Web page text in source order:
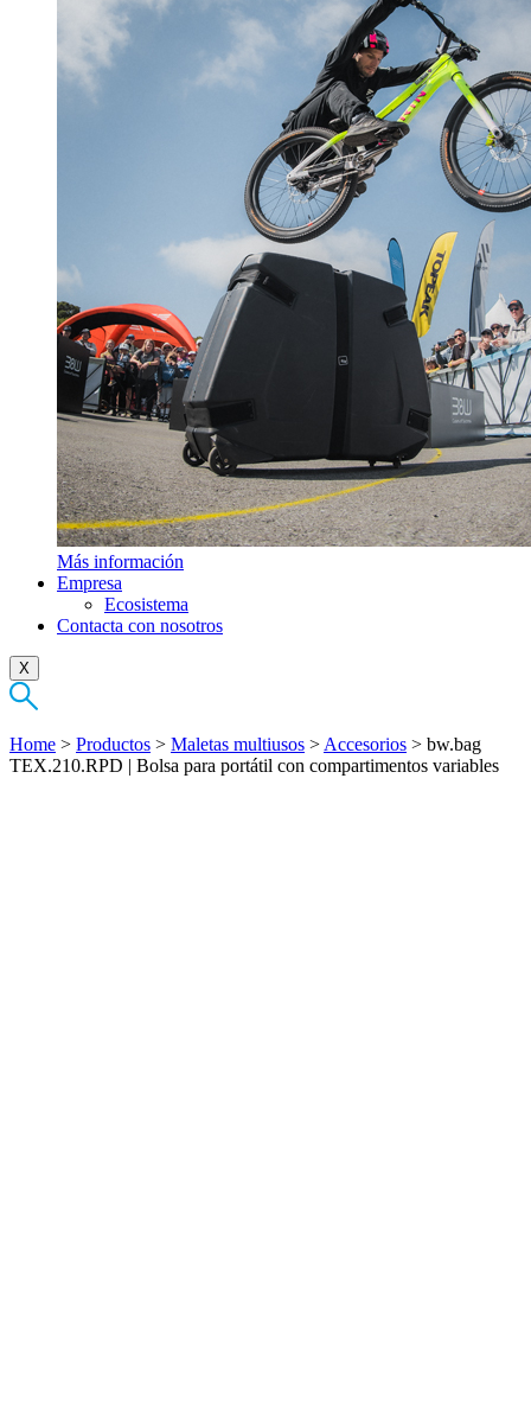
Más información
Empresa
Ecosistema
Contacta con nosotros
X
Home > Productos > Maletas multiusos > Accesorios > bw.bag
TEX.210.RPD | Bolsa para portátil con compartimentos variables